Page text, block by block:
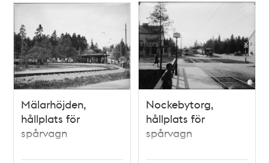
Mälarhöjden,
hållplats för
spårvagn
Nockebytorg,
hållplats för
spårvagn